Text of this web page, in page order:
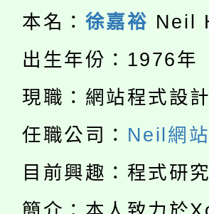
半價優惠，
者。
份教師增能研
大溪自造教
份教師研習
淨零綠生活
會
115年食農教
程
「本色祭」
場熱烈登場!
8/21下午1時
徵才活動。
本名： 徐嘉裕 Neil
出生年份：1976年
現職：網站程式設
任職公司： Neil網
目前興趣：程式研